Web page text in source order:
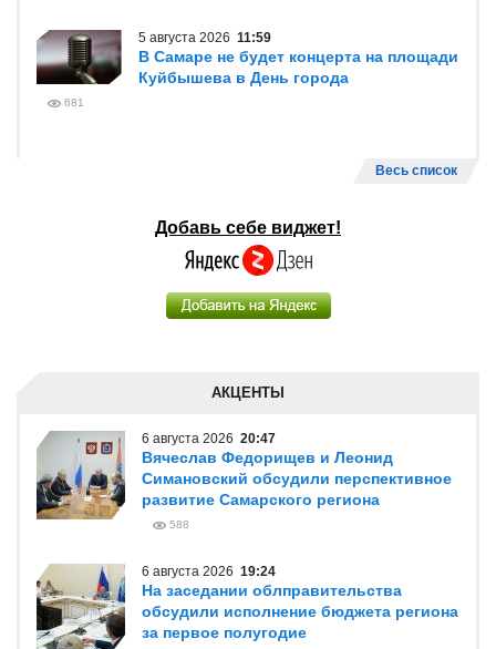
5 августа 2026 11:59
В Самаре не будет концерта на площади
Куйбышева в День города
681
Весь список
Добавь себе виджет!
АКЦЕНТЫ
6 августа 2026 20:47
Вячеслав Федорищев и Леонид
Симановский обсудили перспективное
развитие Самарского региона
588
6 августа 2026 19:24
На заседании облправительства
обсудили исполнение бюджета региона
за первое полугодие